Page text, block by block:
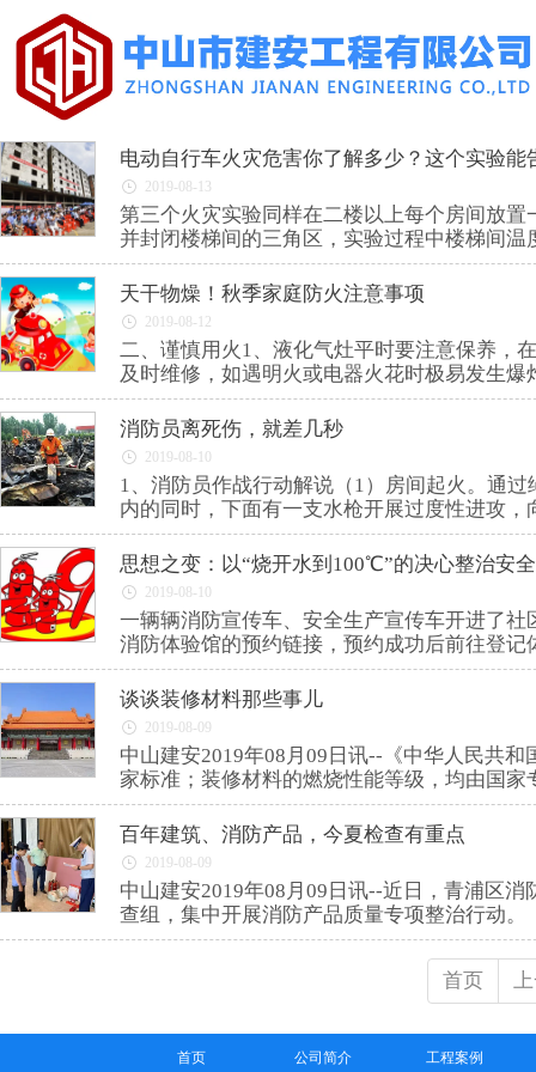
电动自行车火灾危害你了解多少？这个实验能
2019-08-13
第三个火灾实验同样在二楼以上每个房间放
并封闭楼梯间的三角区，实验过程中楼梯间温
天干物燥！秋季家庭防火注意事项
2019-08-12
二、谨慎用火1、液化气灶平时要注意保养，
及时维修，如遇明火或电器火花时极易发生爆
消防员离死伤，就差几秒
2019-08-10
1、消防员作战行动解说（1）房间起火。通
内的同时，下面有一支水枪开展过度性进攻，
思想之变：以“烧开水到100℃”的决心整治安
2019-08-10
一辆辆消防宣传车、安全生产宣传车开进了
消防体验馆的预约链接，预约成功后前往登记
谈谈装修材料那些事儿
2019-08-09
中山建安2019年08月09日讯--《中华人民共
家标准；装修材料的燃烧性能等级，均由国家
百年建筑、消防产品，今夏检查有重点
2019-08-09
中山建安2019年08月09日讯--近日，青浦区
查组，集中开展消防产品质量专项整治行动。
首页
首页 公司简介 工程案例